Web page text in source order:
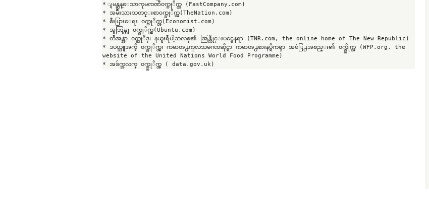
* ျမန္ဆန္ေသာကုမၸဏီ၀က္ဘ္ဆုိက္တ္ (FastCompany.com)
* အမ်ိဳးသားသတင္းစာ၀က္ဘ္ဆုိက္တ္(TheNation.com)
* စီးပြားေရး ၀က္ဘ္ဆုိက္တ္(Economist.com)
* အူဘြန္တု ၀က္ဘ္ဆုိက္တ္(Ubuntu.com)
* တီအန္အာ ၀က္ဆုိဒ္၊ နယူးရီပါ့ဘလစ္၏ အြန္လိုင္းပင္မေနရာ (TNR.com, the online home of The New Republic)
* ဒပယ္ယူအက္ဖ္ပီ ၀က္ဘ္ဆုိက္တ္၊ ကမာၻ႕ကုလသမဂၸဆိုင္ရာ ကမာၻ႕စားနပ္ရိကၡာ အဖဲြ႕အစည္း၏ ၀က္ဘ္ဆိုက္တ္ (WFP.org, the
website of the United Nations World Food Programme)